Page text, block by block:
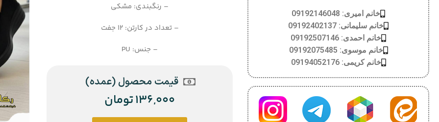
خانم امیری: 09192146048
خانم سلیمانی: 09192402137
خانم احمدی: 09192507146
خانم موسوی: 09192075485
خانم کریمی: 09194052176
– رنگبندی: مشکی
– تعداد در کارتن: 12 جفت
– جنس: PU
قیمت محصول (عمده)
136,000تومان